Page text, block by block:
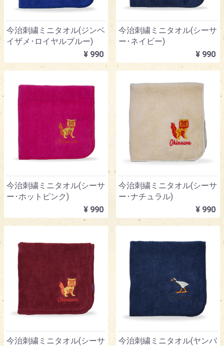
今治刺繍ミニタオル(ジンベ
イザメ･ロイヤルブルー)
¥ 990
今治刺繍ミニタオル(シーサ
ー･ネイビー)
¥ 990
今治刺繍ミニタオル(シーサ
ー･ホットピンク)
¥ 990
今治刺繍ミニタオル(シーサ
ー･ナチュラル)
¥ 990
今治刺繍ミニタオル(シーサ
今治刺繍ミニタオル(ヤンバ